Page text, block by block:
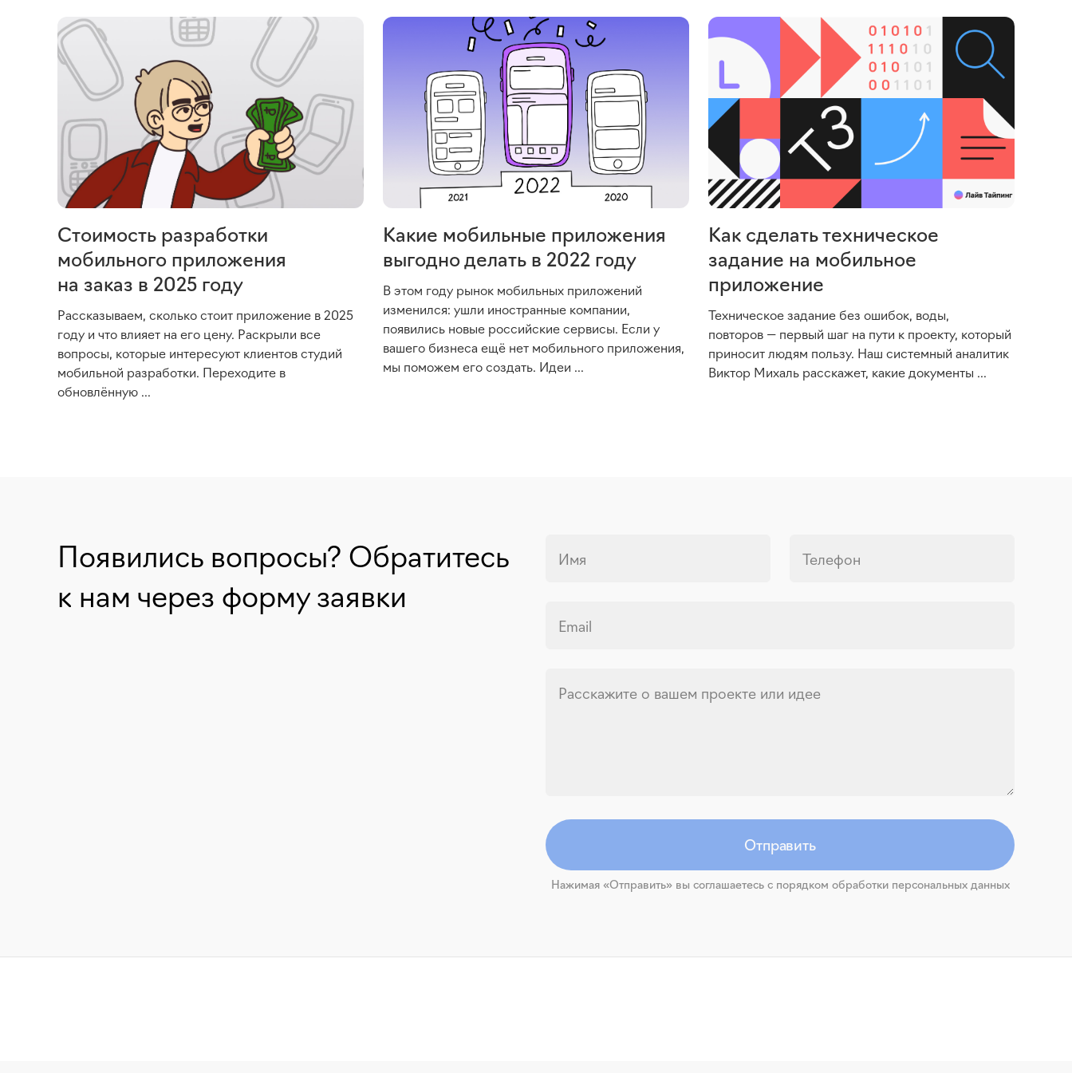
Стоимость разработки
мобильного приложения
на заказ в 2025 году
Рассказываем, сколько стоит приложение в 2025
году и что влияет на его цену. Раскрыли все
вопросы, которые интересуют клиентов студий
мобильной разработки. Переходите в
обновлённую ...
Какие мобильные приложения
выгодно делать в 2022 году
В этом году рынок мобильных приложений
изменился: ушли иностранные компании,
появились новые российские сервисы. Если у
вашего бизнеса ещё нет мобильного приложения,
мы поможем его создать. Идеи ...
Как сделать техническое
задание на мобильное
приложение
Техническое задание без ошибок, воды,
повторов — первый шаг на пути к проекту, который
приносит людям пользу. Наш системный аналитик
Виктор Михаль расскажет, какие документы ...
Появились вопросы? Обратитесь
к нам через форму заявки
Имя Телефон
Email
Расскажите о вашем проекте или идее
Отправить
Нажимая «Отправить» вы соглашаетесь с порядком обработки персональных данных